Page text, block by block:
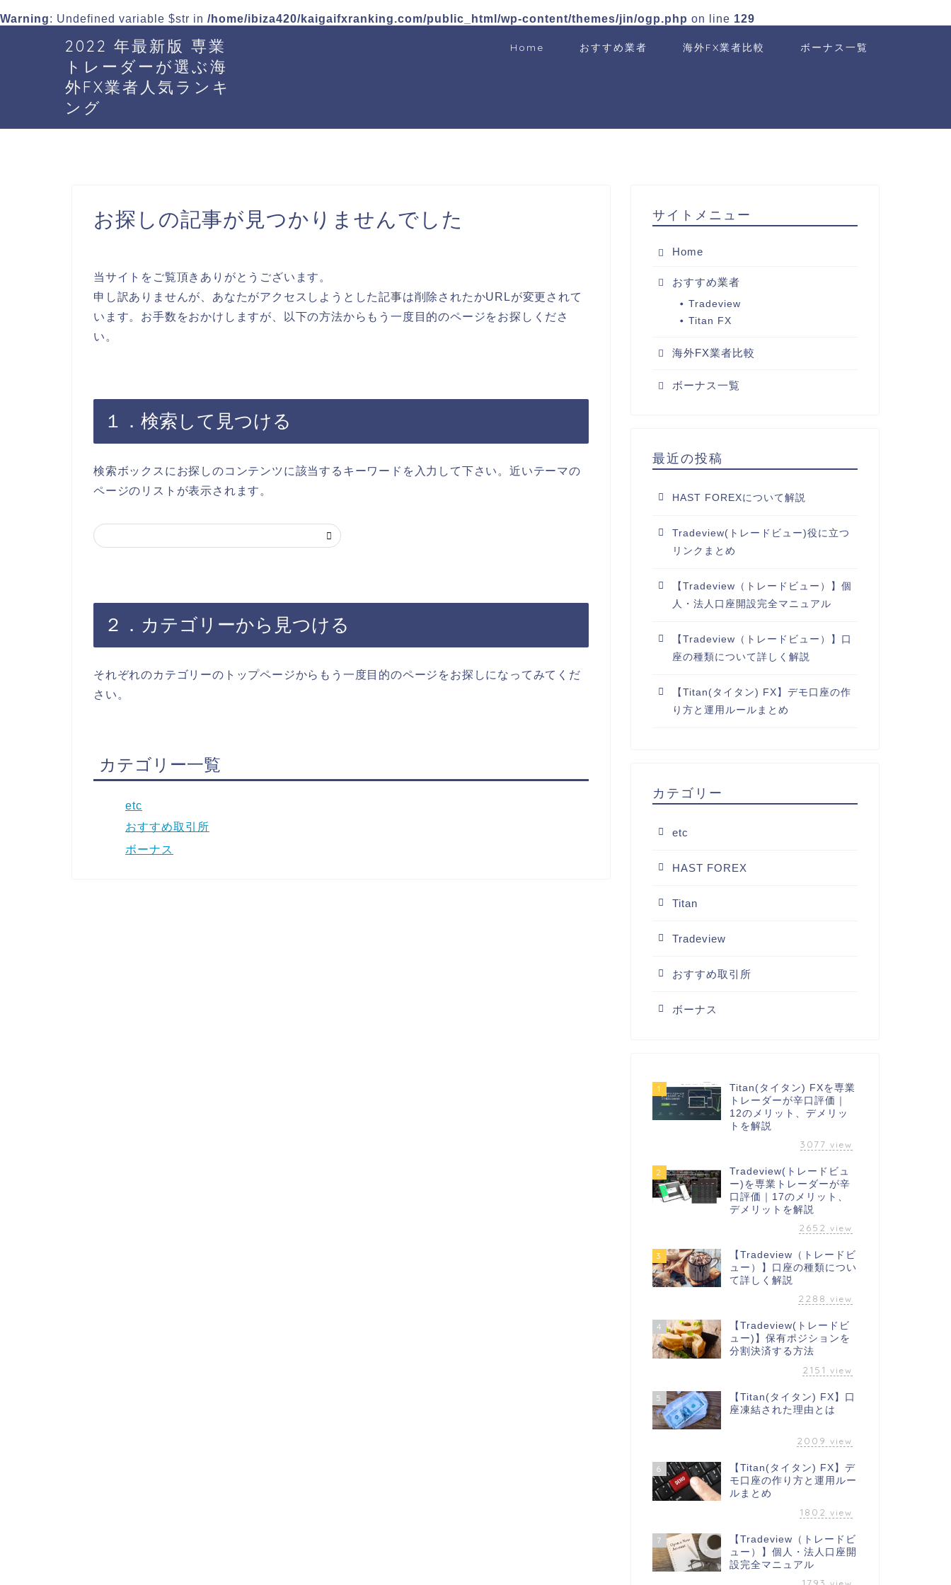
Warning: Undefined variable $str in /home/ibiza420/kaigaifxranking.com/public_html/wp-content/themes/jin/ogp.php on line 129
2022 年最新版 専業
トレーダーが選ぶ海
外FX業者人気ランキ
ング
Home おすすめ業者 海外FX業者比較 ボーナス一覧
お探しの記事が見つかりませんでした
当サイトをご覧頂きありがとうございます。
申し訳ありませんが、あなたがアクセスしようとした記事は削除されたかURLが変更されて
います。お手数をおかけしますが、以下の方法からもう一度目的のページをお探しくださ
い。
１．検索して見つける
検索ボックスにお探しのコンテンツに該当するキーワードを入力して下さい。近いテーマの
ページのリストが表示されます。
２．カテゴリーから見つける
それぞれのカテゴリーのトップページからもう一度目的のページをお探しになってみてくだ
さい。
カテゴリー一覧
etc
おすすめ取引所
ボーナス
サイトメニュー
Home
おすすめ業者
Tradeview
Titan FX
海外FX業者比較
ボーナス一覧
最近の投稿
HAST FOREXについて解説
Tradeview(トレードビュー)役に立つ
リンクまとめ
【Tradeview（トレードビュー）】個
人・法人口座開設完全マニュアル
【Tradeview（トレードビュー）】口
座の種類について詳しく解説
【Titan(タイタン) FX】デモ口座の作
り方と運用ルールまとめ
カテゴリー
etc
HAST FOREX
Titan
Tradeview
おすすめ取引所
ボーナス
1
Titan(タイタン) FXを専業
トレーダーが辛口評価｜
12のメリット、デメリッ
トを解説
3077 view
2
Tradeview(トレードビュ
ー)を専業トレーダーが辛
口評価｜17のメリット、
デメリットを解説
2652 view
3
【Tradeview（トレードビ
ュー）】口座の種類につい
て詳しく解説
2288 view
4
【Tradeview(トレードビ
ュー)】保有ポジションを
分割決済する方法
2151 view
5
【Titan(タイタン) FX】口
座凍結された理由とは
2009 view
6
【Titan(タイタン) FX】デ
モ口座の作り方と運用ルー
ルまとめ
1802 view
7
【Tradeview（トレードビ
ュー）】個人・法人口座開
設完全マニュアル